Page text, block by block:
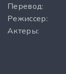
Перевод:
Режиссер:
Актеры: